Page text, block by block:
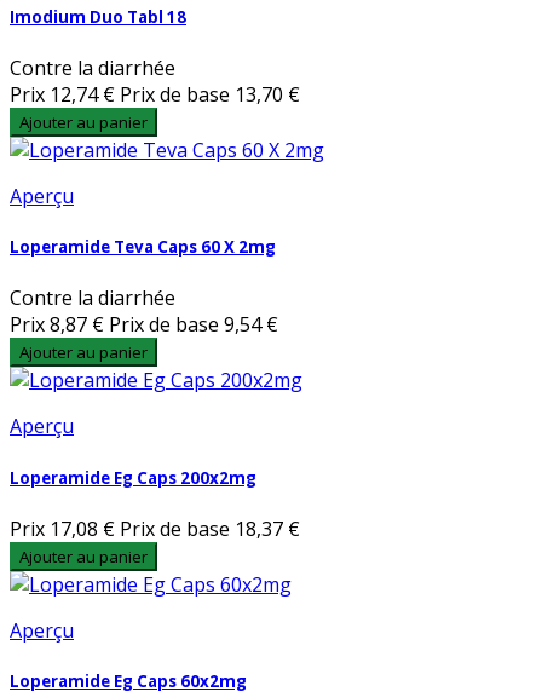
Imodium Duo Tabl 18
Contre la diarrhée
Prix 12,74 € Prix de base 13,70 €
Ajouter au panier
Aperçu
Loperamide Teva Caps 60 X 2mg
Contre la diarrhée
Prix8,87 € Prix de base 9,54 €
Ajouter au panier
Aperçu
Loperamide Eg Caps 200x2mg
Prix 17,08 € Prix de base 18,37 €
Ajouter au panier
Aperçu
Loperamide Eg Caps 60x2mg